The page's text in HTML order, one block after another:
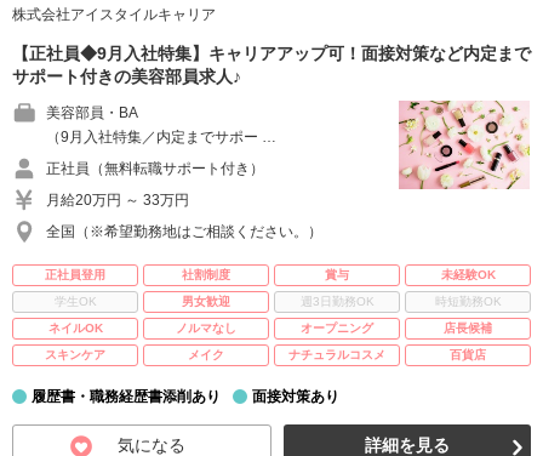
株式会社アイスタイルキャリア
【正社員◆9月入社特集】キャリアアップ可！面接対策など内定まで
サポート付きの美容部員求人♪
美容部員・BA
（9月入社特集／内定までサポー …
正社員（無料転職サポート付き）
月給20万円 ～ 33万円
全国（※希望勤務地はご相談ください。）
正社員登用 社割制度 賞与
未経験OK
学生OK
男女歓迎 週3日勤務OK
時短勤務OK
ネイルOK
ノルマなし オープニング
店長候補
スキンケア
メイク ナチュラルコスメ 百貨店
履歴書・職務経歴書添削あり 面接対策あり
気になる 詳細を見る